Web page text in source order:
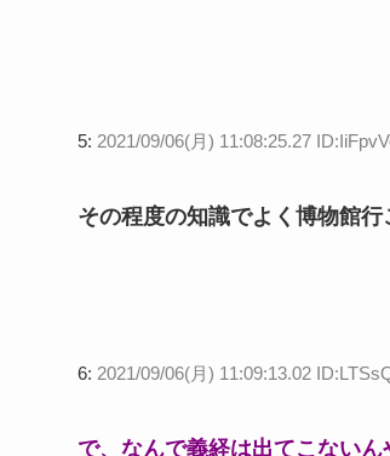
5: 2021/09/06(月) 11:08:25.27
その程度の知識でよく博物館行
6: 2021/09/06(月) 11:09:13.02
で、なんで義経は出てこないん